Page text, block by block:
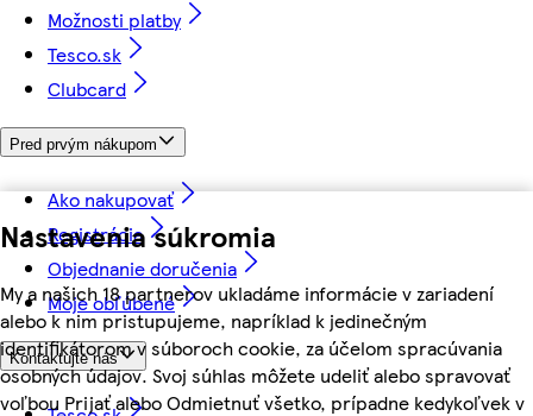
Nastavenia súkromia
My a našich 18 partnerov ukladáme informácie v zariadení
alebo k nim pristupujeme, napríklad k jedinečným
identifikátorom v súboroch cookie, za účelom spracúvania
osobných údajov. Svoj súhlas môžete udeliť alebo spravovať
voľbou Prijať alebo Odmietnuť všetko, prípadne kedykoľvek v
Možnosti platby
Tesco.sk
Clubcard
Pred prvým nákupom
Ako nakupovať
Registrácia
Objednanie doručenia
Moje obľúbené
Kontaktujte nás